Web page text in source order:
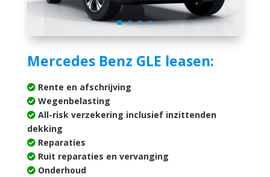
Mercedes Benz GLE leasen:
Rente en afschrijving
Wegenbelasting
All-risk verzekering inclusief inzittenden
dekking
Reparaties
Ruit reparaties en vervanging
Onderhoud